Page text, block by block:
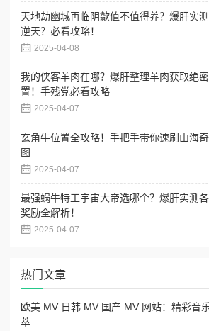
天地劫幽城再临阴歙值不值得养？爆肝实
逆天？必看攻略！
2025-04-08
我的侠客羊肉在哪？爆肝整理羊肉获取绝
置！手残党必看攻略
2025-04-07
玄角牛位置全攻略！手把手带你速刷山海
图
2025-04-07
最强蜗牛特工宇宙大帝选哪个？爆肝实测
奖励全解析！
2025-04-07
热门文章
欧美 MV 日韩 MV 国产 MV 网站：精彩音
萃